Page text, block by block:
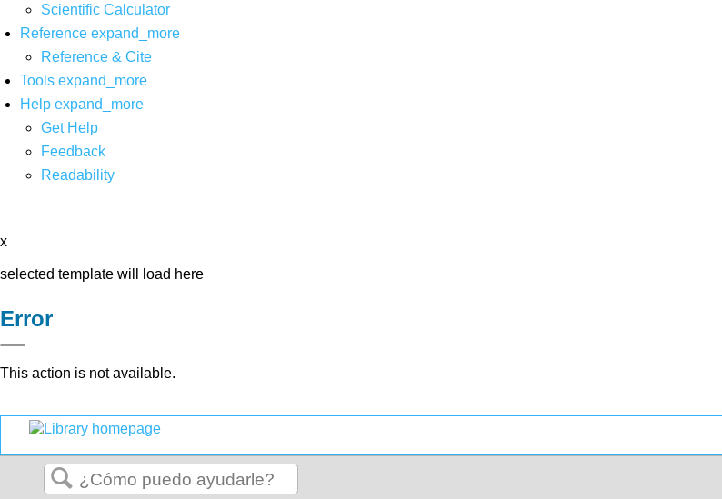
Scientific Calculator
Reference expand_more
Reference & Cite
Tools expand_more
Help expand_more
Get Help
Feedback
Readability
x
selected template will load here
Error
This action is not available.